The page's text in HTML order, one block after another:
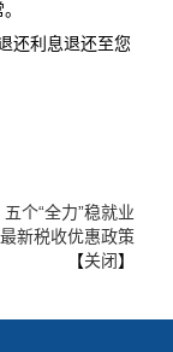
还利息退还至您
五个“全力”稳就业
新税收优惠政策
【关闭】